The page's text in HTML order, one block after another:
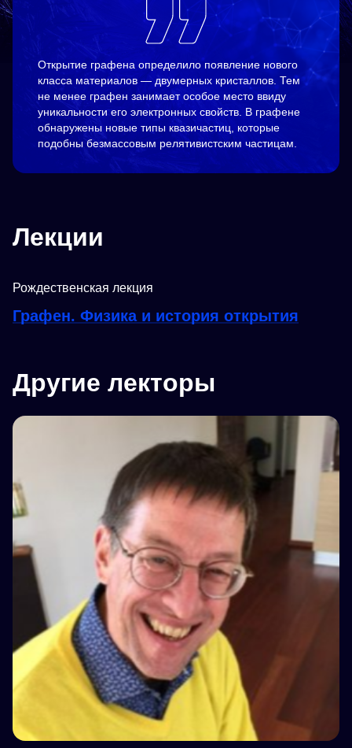
Открытие графена определило появление нового
класса материалов — двумерных кристаллов. Тем
не менее графен занимает особое место ввиду
уникальности его электронных свойств. В графене
обнаружены новые типы квазичастиц, которые
подобны безмассовым релятивистским частицам.
Лекции
Рождественская лекция
Графен. Физика и история открытия
Другие лекторы